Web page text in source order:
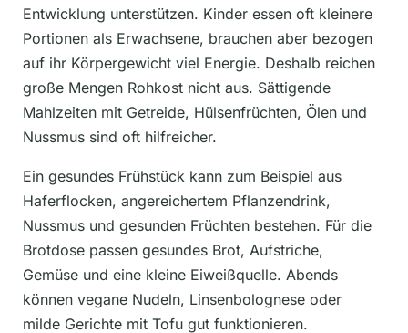
Entwicklung unterstützen. Kinder essen oft kleinere
Portionen als Erwachsene, brauchen aber bezogen
auf ihr Körpergewicht viel Energie. Deshalb reichen
große Mengen Rohkost nicht aus. Sättigende
Mahlzeiten mit Getreide, Hülsenfrüchten, Ölen und
Nussmus sind oft hilfreicher.
Ein gesundes Frühstück kann zum Beispiel aus
Haferflocken, angereichertem Pflanzendrink,
Nussmus und gesunden Früchten bestehen. Für die
Brotdose passen gesundes Brot, Aufstriche,
Gemüse und eine kleine Eiweißquelle. Abends
können vegane Nudeln, Linsenbolognese oder
milde Gerichte mit Tofu gut funktionieren.